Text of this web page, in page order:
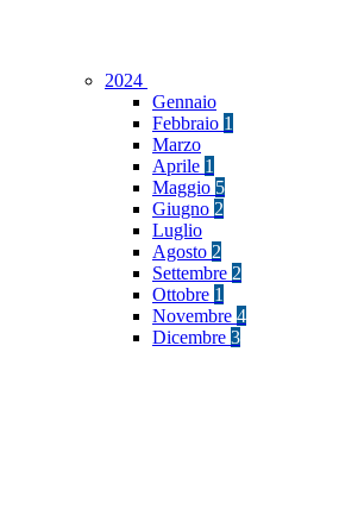
2024
Gennaio
Febbraio 1
Marzo
Aprile 1
Maggio 5
Giugno 2
Luglio
Agosto 2
Settembre 2
Ottobre 1
Novembre 4
Dicembre 3